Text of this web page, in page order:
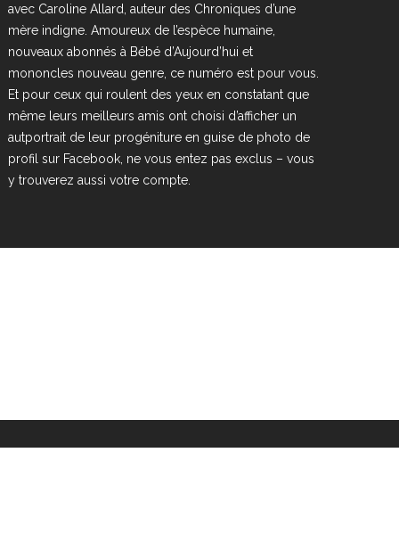
avec Caroline Allard, auteur des Chroniques d’une
mère indigne. Amoureux de l’espèce humaine,
nouveaux abonnés à Bébé d’Aujourd’hui et
mononcles nouveau genre, ce numéro est pour vous.
Et pour ceux qui roulent des yeux en constatant que
même leurs meilleurs amis ont choisi d’afficher un
autportrait de leur progéniture en guise de photo de
profil sur Facebook, ne vous entez pas exclus – vous
y trouverez aussi votre compte.